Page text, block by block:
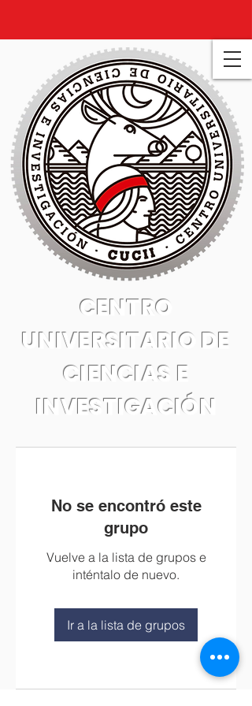
CENTRO
UNIVERSITARIO DE
CIENCIAS E
INVESTIGACIÓN
No se encontró este
grupo
Vuelve a la lista de grupos e
inténtalo de nuevo.
Ir a la lista de grupos